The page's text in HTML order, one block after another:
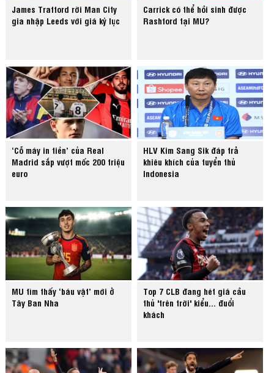
James Trafford rời Man City
gia nhập Leeds với giá kỷ lục
Carrick có thể hồi sinh được
Rashford tại MU?
‘Cỗ máy in tiền’ của Real
Madrid sắp vượt mốc 200 triệu
euro
HLV Kim Sang Sik đáp trả
khiêu khích của tuyển thủ
Indonesia
MU tìm thấy ‘báu vật’ mới ở
Tây Ban Nha
Top 7 CLB đang hét giá cầu
thủ 'trên trời' kiểu... đuổi
khách